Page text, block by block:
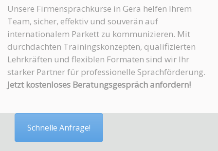
Unsere Firmensprachkurse in Gera helfen Ihrem
Team, sicher, effektiv und souverän auf
internationalem Parkett zu kommunizieren. Mit
durchdachten Trainingskonzepten, qualifizierten
Lehrkräften und flexiblen Formaten sind wir Ihr
starker Partner für professionelle Sprachförderung.
Jetzt kostenloses Beratungsgespräch anfordern!
Schnelle Anfrage!